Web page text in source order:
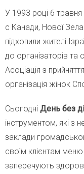
У 1993 році 6 травня
с Канади, Нової
підхопили жителі
до організаторів та
Асоціація з
організація жінок
Сьогодні День без
інструментом, які
заклади
своїм клієнтам
заперечують